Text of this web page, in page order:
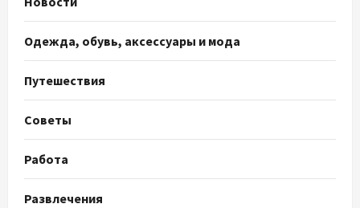
Одежда, обувь, аксессуары и мода
Путешествия
Советы
Работа
Развлечения